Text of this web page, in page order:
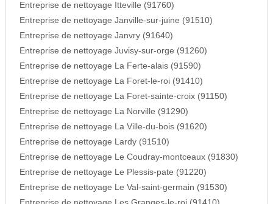
Entreprise de nettoyage Itteville (91760)
Entreprise de nettoyage Janville-sur-juine (91510)
Entreprise de nettoyage Janvry (91640)
Entreprise de nettoyage Juvisy-sur-orge (91260)
Entreprise de nettoyage La Ferte-alais (91590)
Entreprise de nettoyage La Foret-le-roi (91410)
Entreprise de nettoyage La Foret-sainte-croix (91150)
Entreprise de nettoyage La Norville (91290)
Entreprise de nettoyage La Ville-du-bois (91620)
Entreprise de nettoyage Lardy (91510)
Entreprise de nettoyage Le Coudray-montceaux (91830)
Entreprise de nettoyage Le Plessis-pate (91220)
Entreprise de nettoyage Le Val-saint-germain (91530)